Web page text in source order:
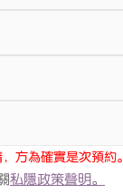
方為確實是次預約。
私隱政策聲明。